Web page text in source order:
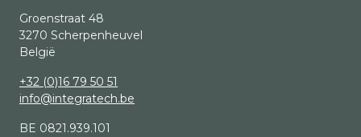
Groenstraat 48
3270 Scherpenheuvel
België
+32 (0)16 79 50 51
info@integratech.be
BE 0821.939.101